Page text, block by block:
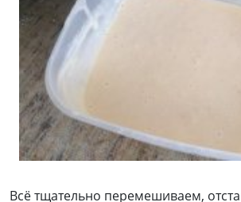
Всё тщательно перемешиваем,